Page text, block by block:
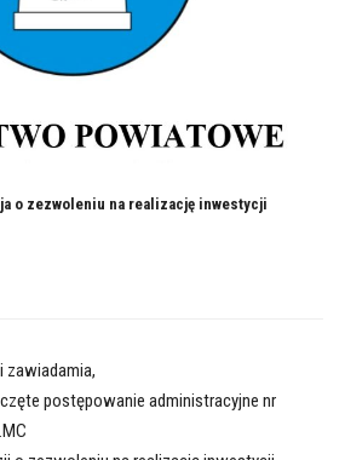
o zezwoleniu na realizację inwestycji
zawiadamia,
postępowanie administracyjne nr